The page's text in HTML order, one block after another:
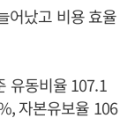
어났고 비용 효율
유동비율 107.1
자본유보율 106